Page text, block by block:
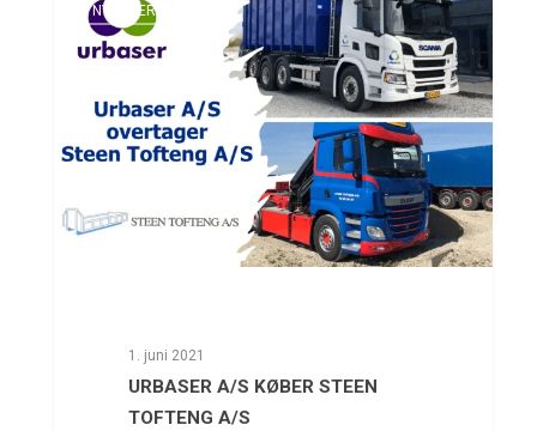
NYHEDER
1. juni 2021
URBASER A/S KØBER STEEN
TOFTENG A/S